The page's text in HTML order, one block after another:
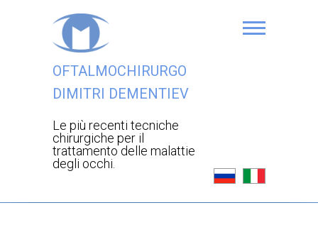
OFTALMOCHIRURGO
DIMITRI DEMENTIEV
Le più recenti tecniche
chirurgiche per il
trattamento delle malattie
degli occhi.